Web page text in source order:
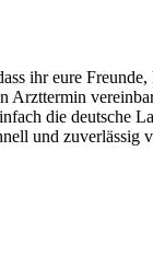
ihr eure
die deutsche
und zuverlässig